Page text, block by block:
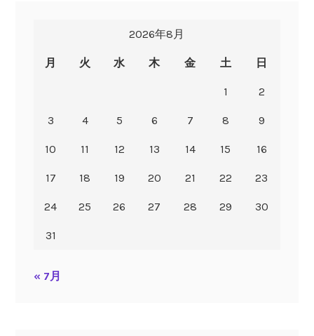
2026年8月
月 火 水 木 金 土 日
1 2
3 4 5 6 7 8 9
10 11 12 13 14 15 16
17 18 19 20 21 22 23
24 25 26 27 28 29 30
31
« 7月